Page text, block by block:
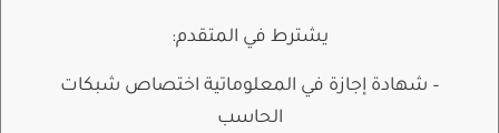
يشترط في المتقدم:
– شهادة إجازة في المعلوماتية اختصاص شبكات
الحاسب